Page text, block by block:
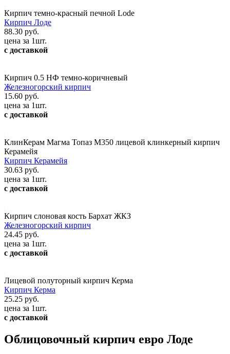
Кирпич темно-красный печной Lode
Кирпич Лоде
88.30 руб.
цена за 1шт.
с доставкой
Кирпич 0.5 НФ темно-коричневый
Железногорский кирпич
15.60 руб.
цена за 1шт.
с доставкой
КлинКерам Магма Топаз М350 лицевой клинкерный кирпич
Керамейя
Кирпич Керамейя
30.63 руб.
цена за 1шт.
с доставкой
Кирпич слоновая кость Бархат ЖКЗ
Железногорский кирпич
24.45 руб.
цена за 1шт.
с доставкой
Лицевой полуторный кирпич Керма
Кирпич Керма
25.25 руб.
цена за 1шт.
с доставкой
Облицовочный кирпич евро Лоде